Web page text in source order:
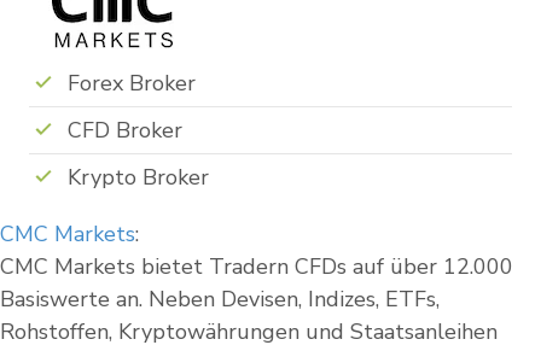
Forex Broker
CFD Broker
Krypto Broker
CMC Markets:
CMC Markets bietet Tradern CFDs auf über 12.000
Basiswerte an. Neben Devisen, Indizes, ETFs,
Rohstoffen, Kryptowährungen und Staatsanleihen